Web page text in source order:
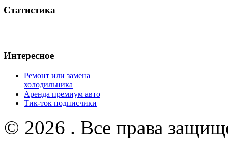
Статистика
Интересное
Ремонт или замена
холодильника
Аренда премиум авто
Тик-ток подписчики
© 2026 . Все права